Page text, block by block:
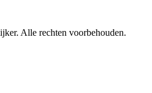
Alle rechten voorbehouden.